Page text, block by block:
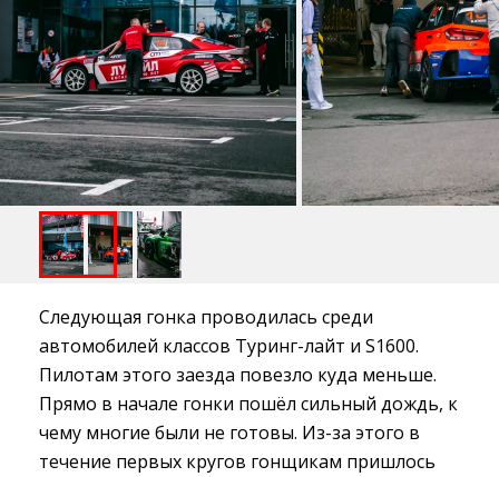
Следующая гонка проводилась среди
автомобилей классов Туринг-лайт и S1600.
Пилотам этого заезда повезло куда меньше.
Прямо в начале гонки пошёл сильный дождь, к
чему многие были не готовы. Из-за этого в
течение первых кругов гонщикам пришлось